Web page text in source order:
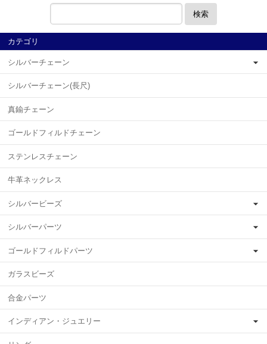
検索
カテゴリ
シルバーチェーン
シルバーチェーン(長尺)
真鍮チェーン
ゴールドフィルドチェーン
ステンレスチェーン
牛革ネックレス
シルバービーズ
シルバーパーツ
ゴールドフィルドパーツ
ガラスビーズ
合金パーツ
インディアン・ジュエリー